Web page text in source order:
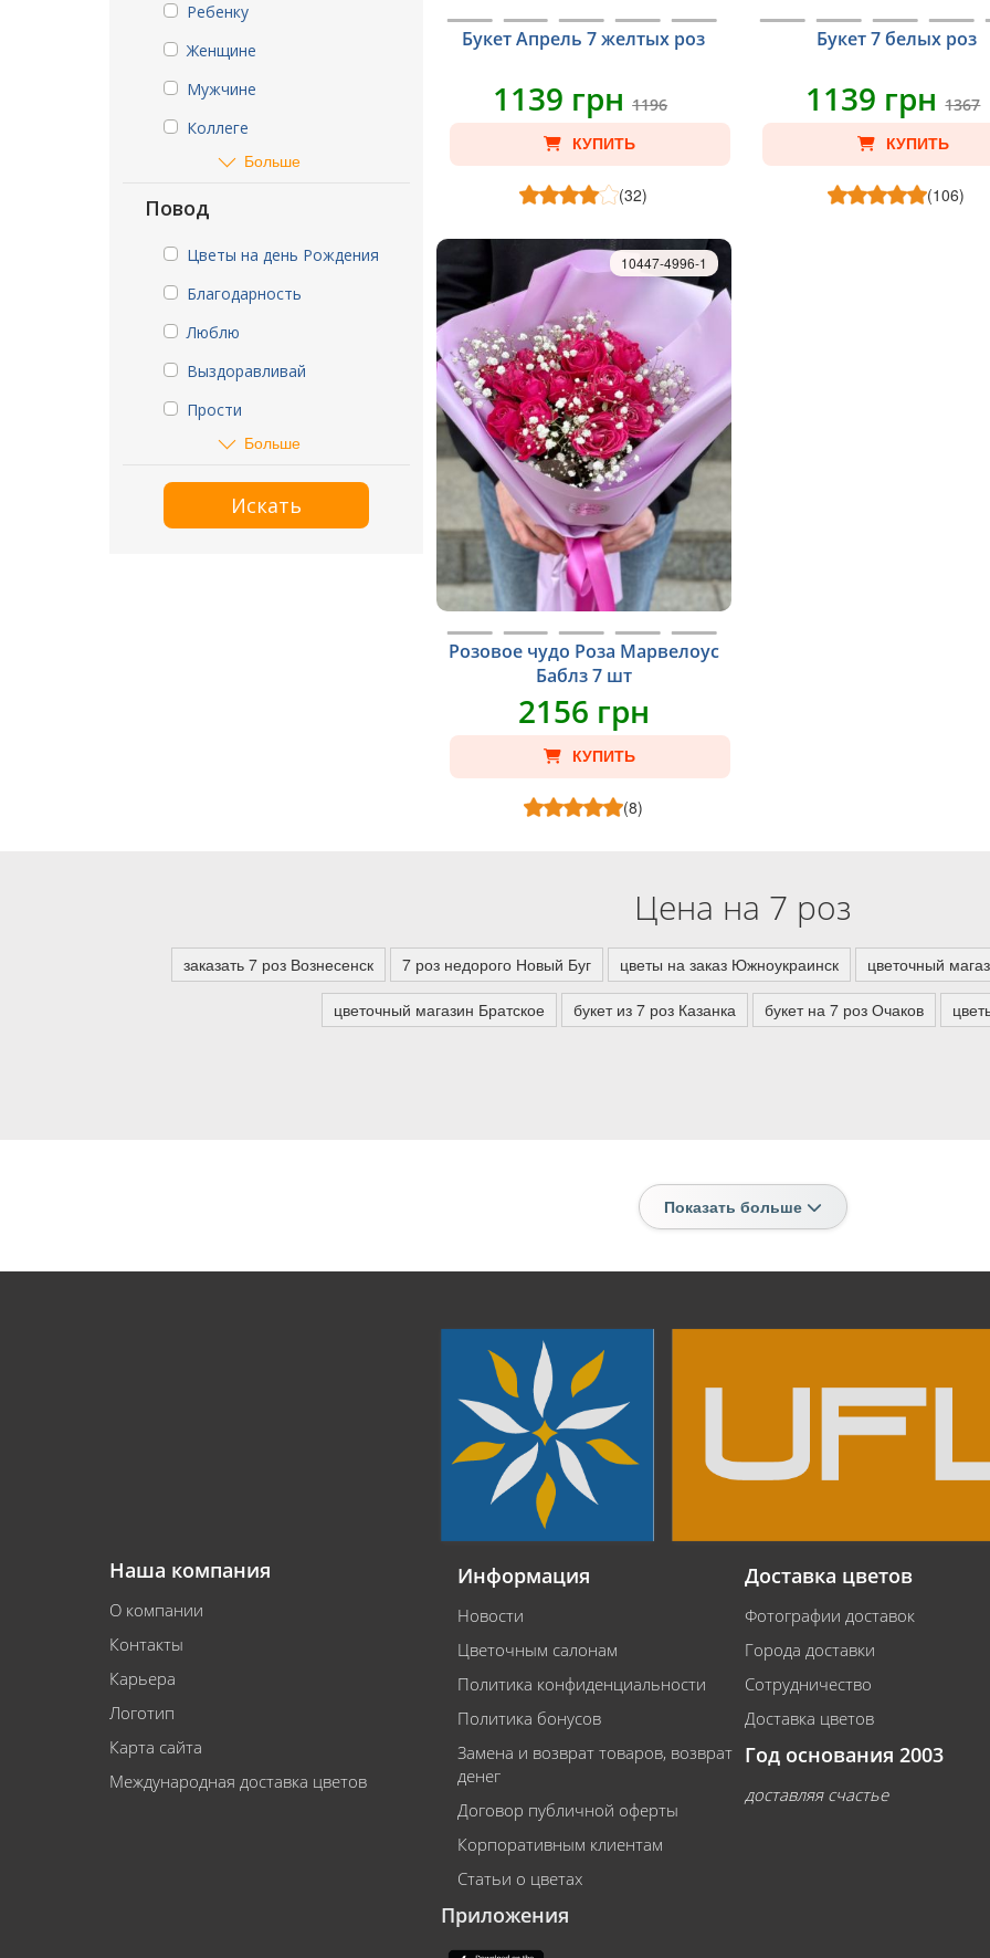
Ребенку
Женщине
Мужчине
Коллеге
Больше
Повод
Цветы на день Рождения
Благодарность
Люблю
Выздоравливай
Прости
Больше
Искать
Букет Апрель 7 желтых роз
1139 грн1196
КУПИТЬ
(32)
Букет 7 белых роз
1139 грн1367
КУПИТЬ
(106)
Розовое чудо Роза Марвелоус
Баблз 7 шт
10447-4996-1
2156 грн
КУПИТЬ
(8)
Цена на 7 роз
заказать 7 роз Вознесенск 7 роз недорого Новый Буг цветы на заказ Южноукраинск цветочный
цветочный магазин Братское букет из 7 роз Казанка букет на 7 роз Очаков
Показать больше
Наша компания
О компании
Контакты
Карьера
Логотип
Карта сайта
Международная доставка цветов
Информация
Новости
Цветочным салонам
Политика конфиденциальности
Политика бонусов
Замена и возврат товаров, возврат
денег
Договор публичной оферты
Корпоративным клиентам
Статьи о цветах
Приложения
Доставка цветов
Фотографии доставок
Города доставки
Сотрудничество
Доставка цветов
Год основания 2003
доставляя счастье